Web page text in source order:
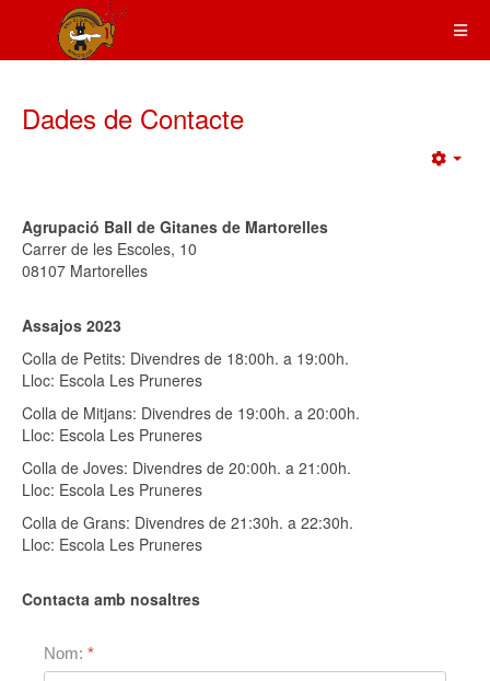
Dades de Contacte
Agrupació Ball de Gitanes de Martorelles
Carrer de les Escoles, 10
08107 Martorelles
Assajos 2023
Colla de Petits: Divendres de 18:00h. a 19:00h.
Lloc: Escola Les Pruneres
Colla de Mitjans: Divendres de 19:00h. a 20:00h.
Lloc: Escola Les Pruneres
Colla de Joves: Divendres de 20:00h. a 21:00h.
Lloc: Escola Les Pruneres
Colla de Grans: Divendres de 21:30h. a 22:30h.
Lloc: Escola Les Pruneres
Contacta amb nosaltres
Nom: *